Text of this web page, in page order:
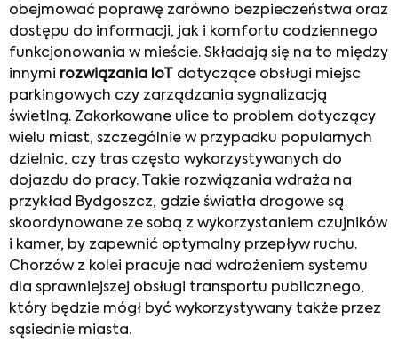
obejmować poprawę zarówno bezpieczeństwa oraz
dostępu do informacji, jak i komfortu codziennego
funkcjonowania w mieście. Składają się na to między
innymi rozwiązania IoT dotyczące obsługi miejsc
parkingowych czy zarządzania sygnalizacją
świetlną. Zakorkowane ulice to problem dotyczący
wielu miast, szczególnie w przypadku popularnych
dzielnic, czy tras często wykorzystywanych do
dojazdu do pracy. Takie rozwiązania wdraża na
przykład Bydgoszcz, gdzie światła drogowe są
skoordynowane ze sobą z wykorzystaniem czujników
i kamer, by zapewnić optymalny przepływ ruchu.
Chorzów z kolei pracuje nad wdrożeniem systemu
dla sprawniejszej obsługi transportu publicznego,
który będzie mógł być wykorzystywany także przez
sąsiednie miasta.